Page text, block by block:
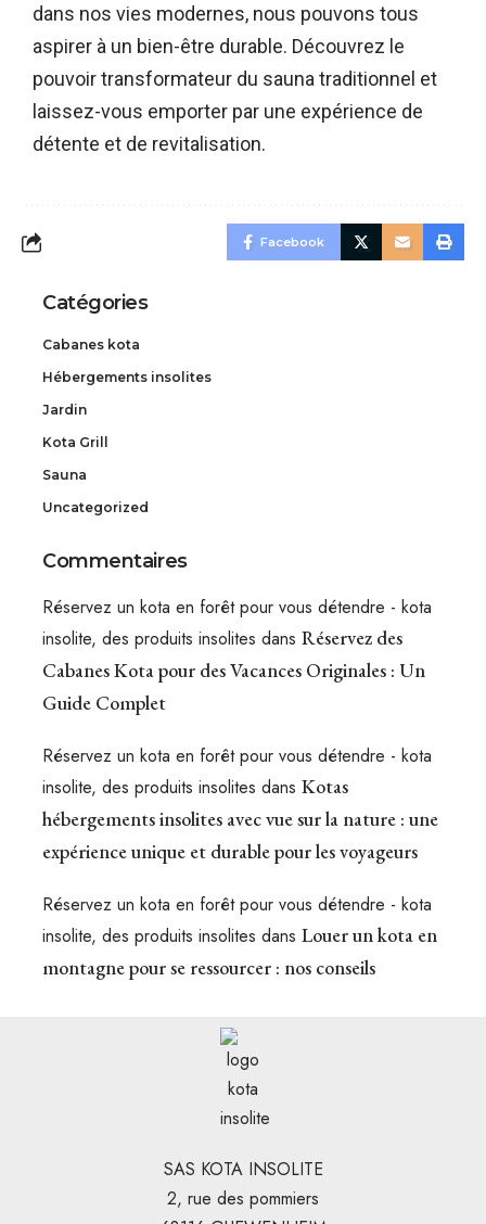
dans nos vies modernes, nous pouvons tous
aspirer à un bien-être durable. Découvrez le
pouvoir transformateur du sauna traditionnel et
laissez-vous emporter par une expérience de
détente et de revitalisation.
Facebook
Catégories
Cabanes kota
Hébergements insolites
Jardin
Kota Grill
Sauna
Uncategorized
Commentaires
Réservez un kota en forêt pour vous détendre - kota
insolite, des produits insolites dans Réservez des
Cabanes Kota pour des Vacances Originales : Un
Guide Complet
Réservez un kota en forêt pour vous détendre - kota
insolite, des produits insolites dans Kotas
hébergements insolites avec vue sur la nature : une
expérience unique et durable pour les voyageurs
Réservez un kota en forêt pour vous détendre - kota
insolite, des produits insolites dans Louer un kota en
montagne pour se ressourcer : nos conseils
SAS KOTA INSOLITE
2, rue des pommiers